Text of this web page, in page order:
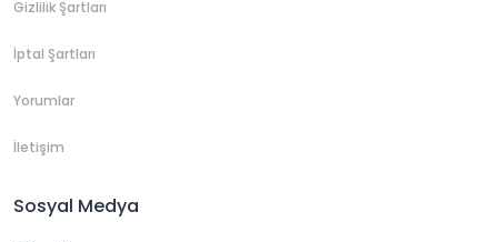
Gizlilik Şartları
İptal Şartları
Yorumlar
İletişim
Sosyal Medya